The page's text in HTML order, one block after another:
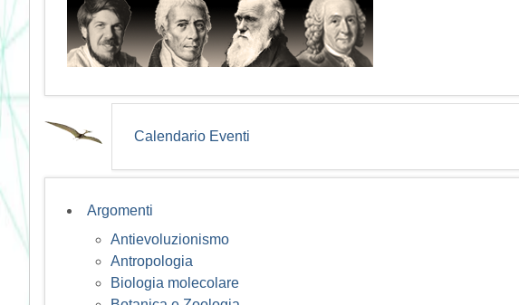
Calendario Eventi
Argomenti
Antievoluzionismo
Antropologia
Biologia molecolare